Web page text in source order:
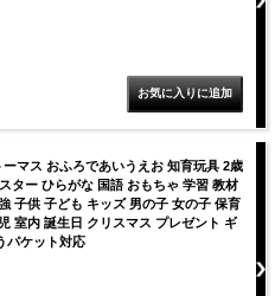
マス おふろであいうえお 知育玩具 2歳
ター ひらがな 国語 おもちゃ 学習 教材
子供 子ども キッズ 男の子 女の子 保育
室内 誕生日 クリスマス プレゼント ギ
パケット対応